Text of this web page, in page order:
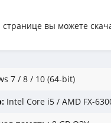
странице вы можете
7 / 8 / 10 (64-bit)
Intel Core i5 / AMD FX-